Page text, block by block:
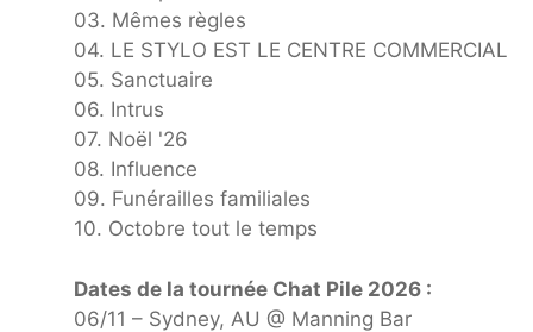
03. Mêmes règles
04. LE STYLO EST LE CENTRE COMMERCIAL
05. Sanctuaire
06. Intrus
07. Noël '26
08. Influence
09. Funérailles familiales
10. Octobre tout le temps
Dates de la tournée Chat Pile 2026 :
06/11 – Sydney, AU @ Manning Bar